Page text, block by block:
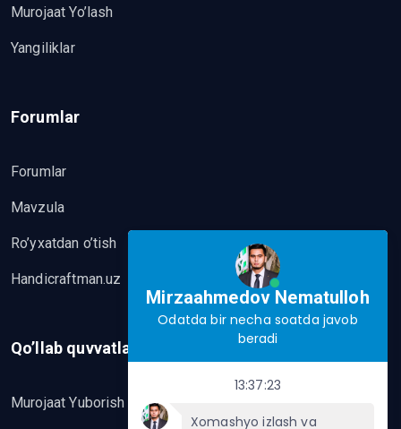
Murojaat Yo’lash
Yangiliklar
Forumlar
Forumlar
Mavzula
Ro’yxatdan o’tish
Handicraftman.uz
Qo’llab quvvatlash
Murojaat Yuborish
Mirzaahmedov Nematulloh
Odatda bir necha soatda javob
beradi
13:37:23
Xomashyo izlash va